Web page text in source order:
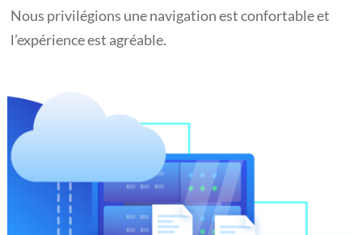
Nous privilégions une navigation est confortable et
l’expérience est agréable.